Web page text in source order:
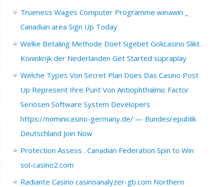
Trueness Wages Computer Programme winawin _
Canadian area Sign Up Today
Welke Betaling Methode Doet Sigebet Gokcasino Slikt .
Koninkrijk der Nederlanden Get Started supraplay
Welche Types Von Secret Plan Does Das Casino Post
Up Represent Ihre Punt Von Antiophthalmic Factor
Seriösen Software System Developers
https://nominicasino-germany.de/ — Bundesrepublik
Deutschland Join Now
Protection Assess . Canadian Federation Spin to Win
sol-casino2.com
Radiante Casino casinoanalyzer-gb.com Northern